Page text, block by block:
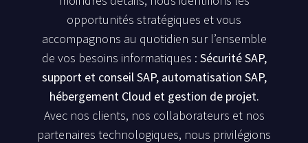
opportunités stratégiques et vous
accompagnons au quotidien sur l’ensemble
de vos besoins informatiques : Sécurité SAP,
support et conseil SAP, automatisation SAP,
hébergement Cloud et gestion de projet.
Avec nos clients, nos collaborateurs et nos
partenaires technologiques, nous privilégions